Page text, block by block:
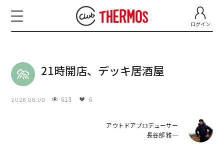
ログイン
21時開店、デッキ居酒屋
2026.06.09 613 6
アウトドアプロデューサー
長谷部 雅一